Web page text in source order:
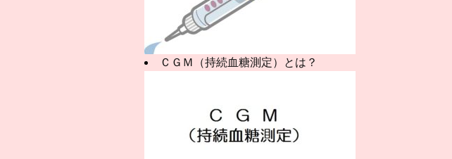
ＣＧＭ（持続血糖測定）とは？